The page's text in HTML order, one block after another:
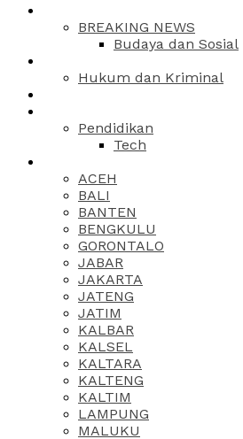
BREAKING NEWS
Budaya dan Sosial
Hukum dan Kriminal
Pendidikan
Tech
ACEH
BALI
BANTEN
BENGKULU
GORONTALO
JABAR
JAKARTA
JATENG
JATIM
KALBAR
KALSEL
KALTARA
KALTENG
KALTIM
LAMPUNG
MALUKU